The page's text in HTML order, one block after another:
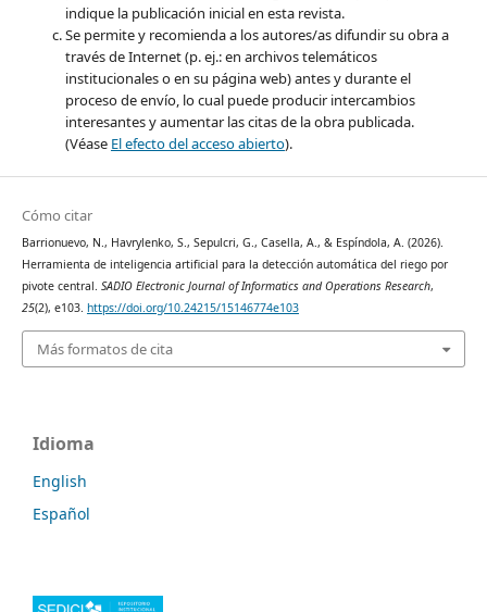
indique la publicación inicial en esta revista.
Se permite y recomienda a los autores/as difundir su obra a
través de Internet (p. ej.: en archivos telemáticos
institucionales o en su página web) antes y durante el
proceso de envío, lo cual puede producir intercambios
interesantes y aumentar las citas de la obra publicada.
(Véase El efecto del acceso abierto).
Cómo citar
Barrionuevo, N., Havrylenko, S., Sepulcri, G., Casella, A., & Espíndola, A. (2026).
Herramienta de inteligencia artificial para la detección automática del riego por
pivote central. SADIO Electronic Journal of Informatics and Operations Research,
25(2), e103. https://doi.org/10.24215/15146774e103
Más formatos de cita
Idioma
English
Español